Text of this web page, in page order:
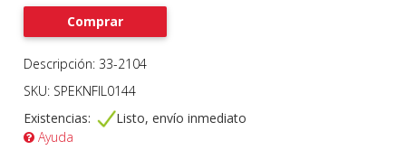
Comprar
Descripción: 33-2104
SKU: SPEKNFIL0144
Existencias:
Listo, envío inmediato
Ayuda